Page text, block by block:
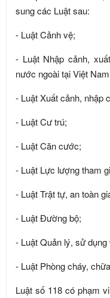
sung các Luật sau:
- Luật Cảnh vệ;
- Luật Nhập cảnh,
nước ngoài tại Việt
- Luật Xuất cảnh, nhập
- Luật Cư trú;
- Luật Căn cước;
- Luật Lực lượng tham
- Luật Trật tự, an toàn
- Luật Đường bộ;
- Luật Quản lý, sử
- Luật Phòng cháy,
Luật số 118 có phạm